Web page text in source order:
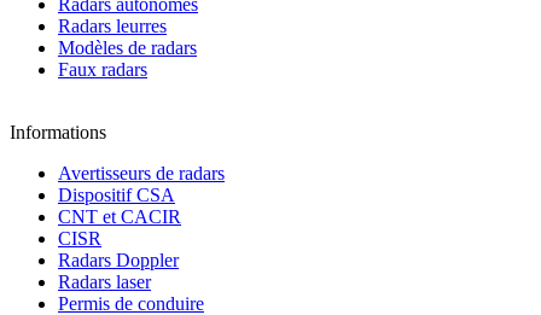
Radars autonomes
Radars leurres
Modèles de radars
Faux radars
Informations
Avertisseurs de radars
Dispositif CSA
CNT et CACIR
CISR
Radars Doppler
Radars laser
Permis de conduire